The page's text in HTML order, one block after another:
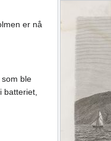
er nå
ble
batteriet,